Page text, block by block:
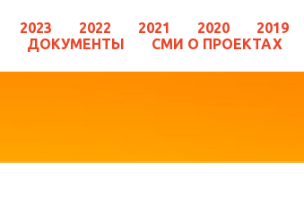
2023 2022 2021 2020 2019
ДОКУМЕНТЫ СМИ О ПРОЕКТАХ